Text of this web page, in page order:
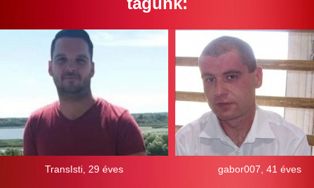
TransIsti, 29 éves gabor007, 41 éves